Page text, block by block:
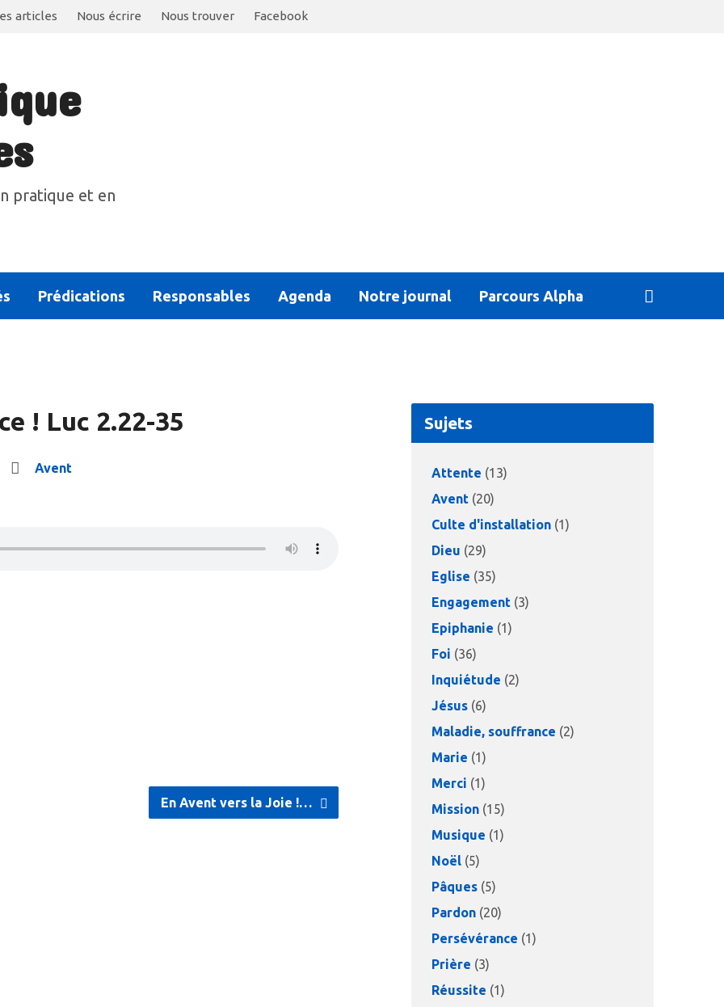
articles Nous écrire Nous trouver Facebook
pratique et en
Prédications Responsables Agenda Notre journal Parcours Alpha
! Luc 2.22-35
Avent
En Avent vers la Joie !…
Sujets
Attente (13)
Avent (20)
Culte d'installation (1)
Dieu (29)
Eglise (35)
Engagement (3)
Epiphanie (1)
Foi (36)
Inquiétude (2)
Jésus (6)
Maladie, souffrance (2)
Marie (1)
Merci (1)
Mission (15)
Musique (1)
Noël (5)
Pâques (5)
Pardon (20)
Persévérance (1)
Prière (3)
Réussite (1)